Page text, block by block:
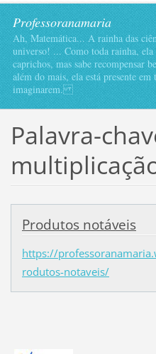
Professoranamaria
Ah, Matemática... A rainha das
universo! ... Como toda rainha, ela
caprichos, mas sabe recompensar
além do mais, ela está presente
imaginarem.
Palavra-
Produtos notáveis
https://
rodutos-notaveis/